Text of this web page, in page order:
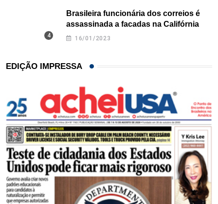
Brasileira funcionária dos correios é
assassinada a facadas na Califórnia
16/01/2023
EDIÇÃO IMPRESSA